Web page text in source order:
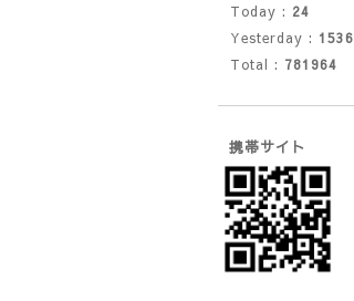
Today : 24
Yesterday : 1536
Total : 781964
携帯サイト